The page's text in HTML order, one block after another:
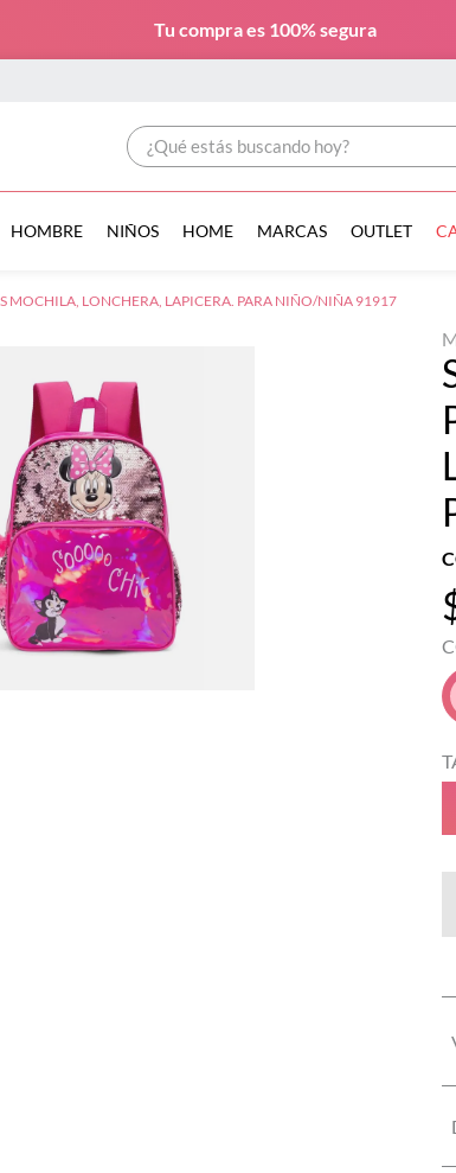
Tu compra es 100% segura
¿Qué estás buscando hoy?
HOMBRE NIÑOS HOME MARCAS OUTLET
MOCHILA, LONCHERA, LAPICERA. PARA NIÑO/NIÑA 91917